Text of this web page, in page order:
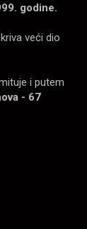
godine.
veći dio
i putem
- 67